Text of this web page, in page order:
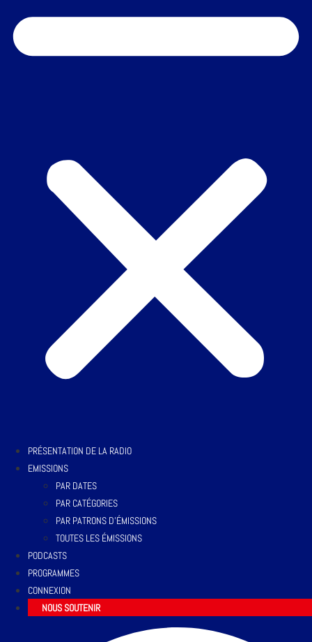
PRÉSENTATION DE LA RADIO
EMISSIONS
PAR DATES
PAR CATÉGORIES
PAR PATRONS D’ÉMISSIONS
TOUTES LES ÉMISSIONS
PODCASTS
PROGRAMMES
CONNEXION
NOUS SOUTENIR